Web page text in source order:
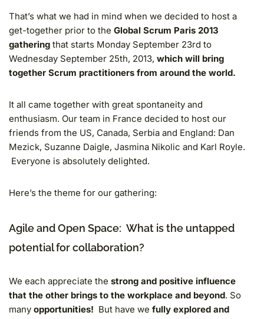
That’s what we had in mind when we decided to host a
get-together prior to the Global Scrum Paris 2013
gathering that starts Monday September 23rd to
Wednesday September 25th, 2013, which will bring
together Scrum practitioners from around the world.
It all came together with great spontaneity and
enthusiasm. Our team in France decided to host our
friends from the US, Canada, Serbia and England: Dan
Mezick, Suzanne Daigle, Jasmina Nikolic and Karl Royle.
Everyone is absolutely delighted.
Here’s the theme for our gathering:
Agile and Open Space: What is the untapped
potential for collaboration?
We each appreciate the strong and positive influence
that the other brings to the workplace and beyond. So
many opportunities! But have we fully explored and